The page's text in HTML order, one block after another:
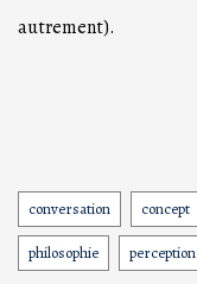
autrement).
Tags
conversation concept
philosophie perception